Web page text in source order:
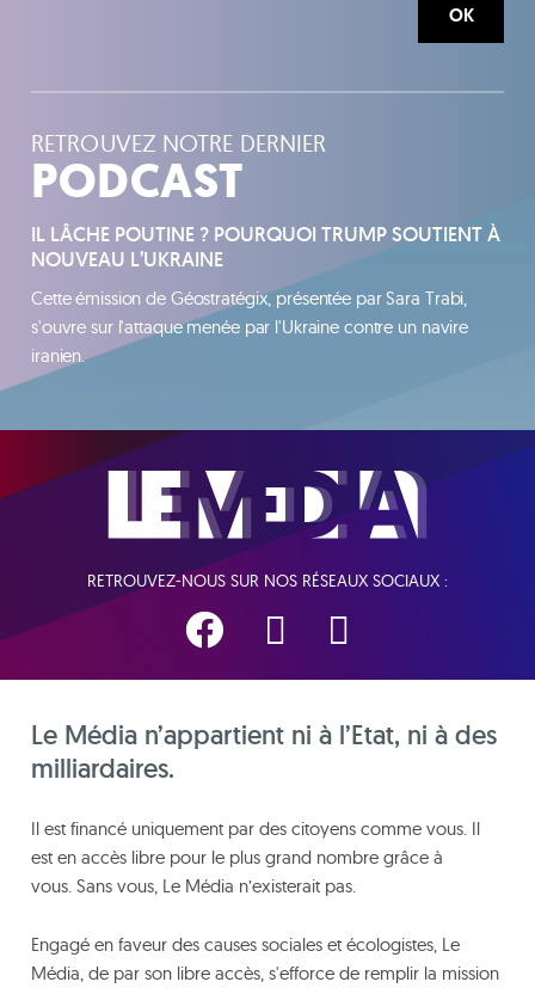
OK
RETROUVEZ NOTRE DERNIER
PODCAST
IL LÂCHE POUTINE ? POURQUOI TRUMP SOUTIENT À
NOUVEAU L’UKRAINE
Cette émission de Géostratégix, présentée par Sara Trabi,
s'ouvre sur l'attaque menée par l'Ukraine contre un navire
iranien.
RETROUVEZ-NOUS SUR NOS RÉSEAUX SOCIAUX :
Le Média n’appartient ni à l’Etat, ni à des
milliardaires.
Il est financé uniquement par des citoyens comme vous. Il
est en accès libre pour le plus grand nombre grâce à
vous. Sans vous, Le Média n’existerait pas.
Engagé en faveur des causes sociales et écologistes, Le
Média, de par son libre accès, s'efforce de remplir la mission